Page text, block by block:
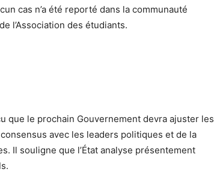
cas n’a été reporté dans la communauté
l’Association des étudiants.
que le prochain Gouvernement devra ajuster les
avec les leaders politiques et de la
Il souligne que l’État analyse présentement